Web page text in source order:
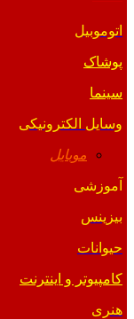
اتوموبیل
پوشاک
سینما
وسایل الکترونیکی
موبایل
آموزشی
بیزینس
حیوانات
کامپیوتر و اینترنت
هنری